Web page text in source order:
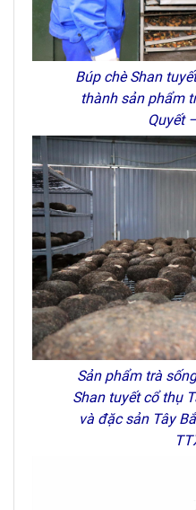
Búp chè Shan
thành sản phẩm
Quyết
Sản phẩm trà
Shan tuyết cổ thụ
và đặc sản Tây